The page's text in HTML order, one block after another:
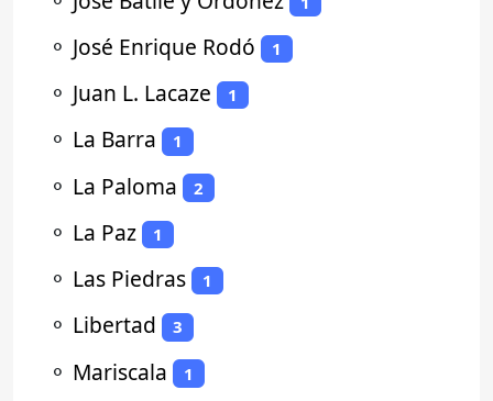
⚬ José Enrique Rodó 1
⚬ Juan L. Lacaze 1
⚬ La Barra 1
⚬ La Paloma 2
⚬ La Paz 1
⚬ Las Piedras 1
⚬ Libertad 3
⚬ Mariscala 1